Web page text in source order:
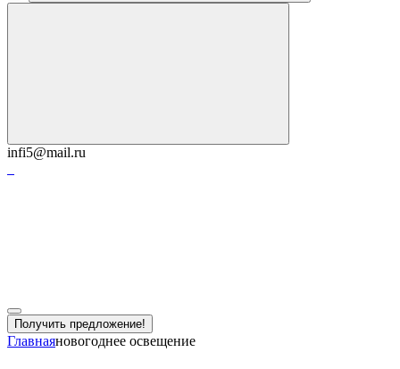
infi5@mail.ru
Получить предложение!
Главнаяновогоднее освещение